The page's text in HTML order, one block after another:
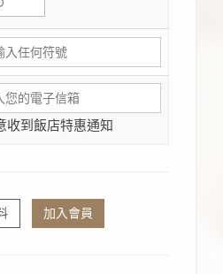
收到飯店特惠通知
加入會員